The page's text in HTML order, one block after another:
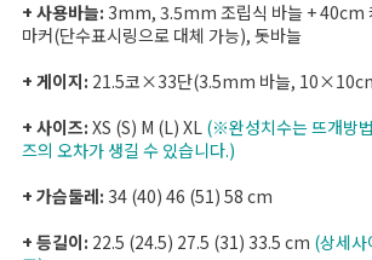
+ 사용바늘: 3mm, 3.5mm 조립식 바늘 + 40cm
마커(단수표시링으로 대체 가능), 돗바늘
+ 게이지: 21.5코×33단(3.5mm 바늘,
+ 사이즈: XS (S) M (L) XL (※완성치수는 뜨개방
즈의 오차가 생길 수 있습니다.)
+ 가슴둘레: 34 (40) 46 (51) 58 cm
+ 등길이: 22.5 (24.5) 27.5 (31) 33.5 cm (상세사